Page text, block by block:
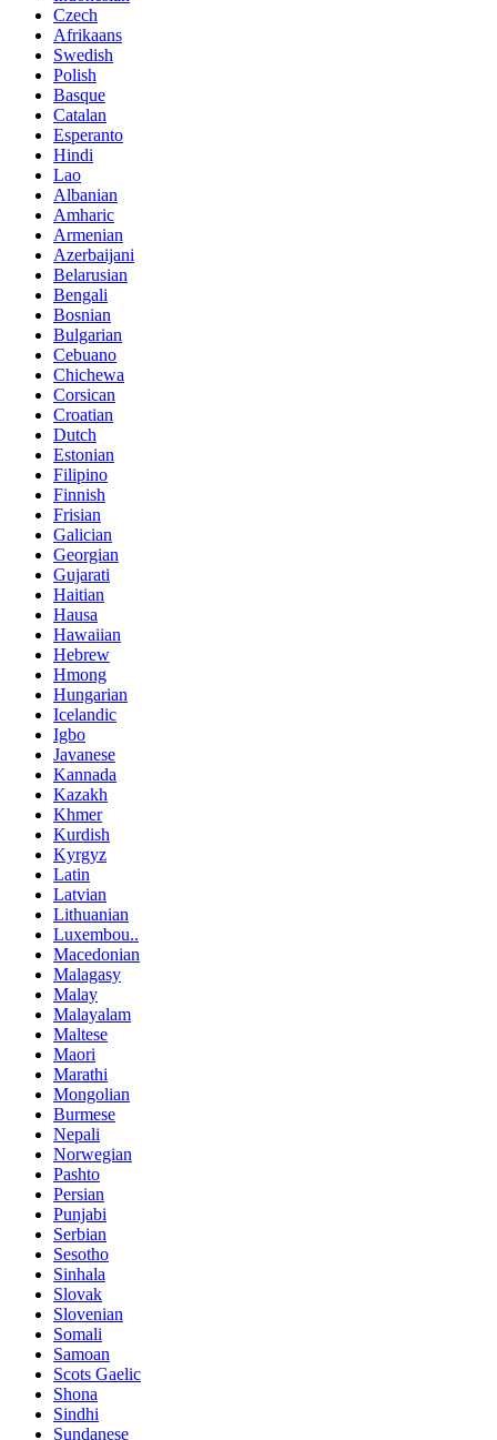
Czech
Afrikaans
Swedish
Polish
Basque
Catalan
Esperanto
Hindi
Lao
Albanian
Amharic
Armenian
Azerbaijani
Belarusian
Bengali
Bosnian
Bulgarian
Cebuano
Chichewa
Corsican
Croatian
Dutch
Estonian
Filipino
Finnish
Frisian
Galician
Georgian
Gujarati
Haitian
Hausa
Hawaiian
Hebrew
Hmong
Hungarian
Icelandic
Igbo
Javanese
Kannada
Kazakh
Khmer
Kurdish
Kyrgyz
Latin
Latvian
Lithuanian
Luxembou..
Macedonian
Malagasy
Malay
Malayalam
Maltese
Maori
Marathi
Mongolian
Burmese
Nepali
Norwegian
Pashto
Persian
Punjabi
Serbian
Sesotho
Sinhala
Slovak
Slovenian
Somali
Samoan
Scots Gaelic
Shona
Sindhi
Sundanese